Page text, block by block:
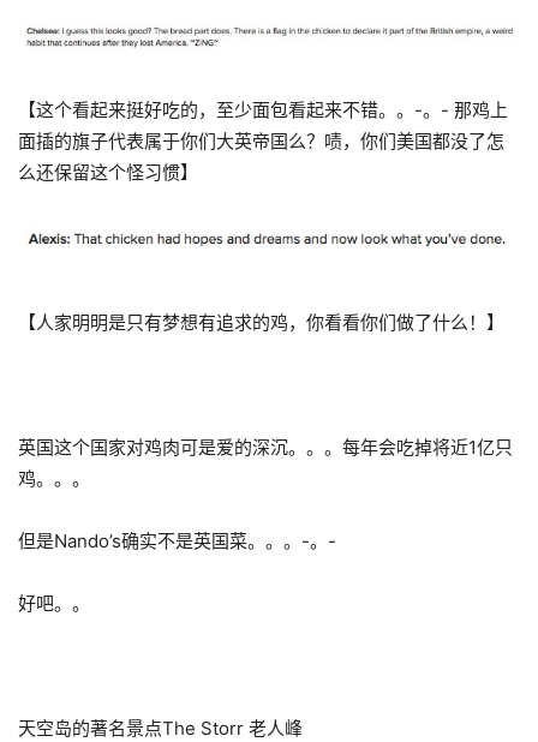
【这个看起来挺好吃的，至少面包看起来不错。。-。- 那鸡上
面插的旗子代表属于你们大英帝国么？啧，你们美国都没了怎
么还保留这个怪习惯】
【人家明明是只有梦想有追求的鸡，你看看你们做了什么！】
英国这个国家对鸡肉可是爱的深沉。。。每年会吃掉将近1亿只
鸡。。。
但是Nando’s确实不是英国菜。。。-。-
好吧。。
天空岛的著名景点The Storr 老人峰